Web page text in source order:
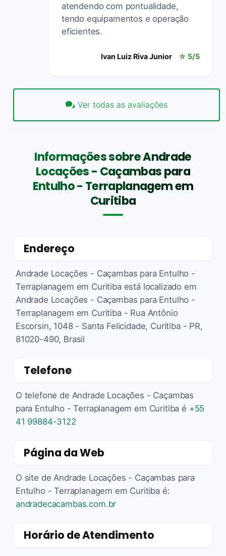
atendendo com pontualidade,
tendo equipamentos e operação
eficientes.
Ivan Luiz Riva Junior ☆ 5/5
Ver todas as avaliações
Informações sobre Andrade
Locações - Caçambas para
Entulho - Terraplanagem em
Curitiba
Endereço
Andrade Locações - Caçambas para Entulho -
Terraplanagem em Curitiba está localizado em
Andrade Locações - Caçambas para Entulho -
Terraplanagem em Curitiba - Rua Antônio
Escorsin, 1048 - Santa Felicidade, Curitiba - PR,
81020-490, Brasil
Telefone
O telefone de Andrade Locações - Caçambas
para Entulho - Terraplanagem em Curitiba é +55
41 99884-3122
Página da Web
O site de Andrade Locações - Caçambas para
Entulho - Terraplanagem em Curitiba é:
andradecacambas.com.br
Horário de Atendimento